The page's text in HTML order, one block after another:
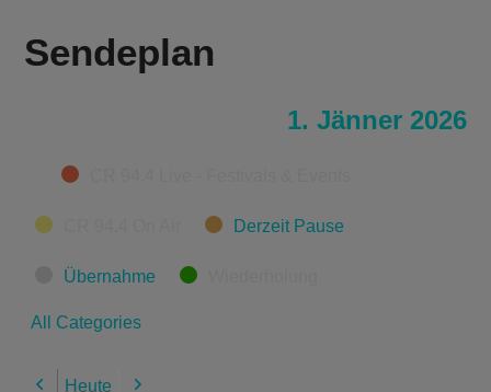
Sendeplan
1. Jänner 2026
Categories
Derzeit Pause
Übernahme
All Categories
Heute